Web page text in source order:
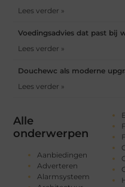
Alle
onderwerpen
Aanbiedingen
Adverteren
Alarmsysteem
Lees verder »
Voedingsadvies dat past bij
Lees verder »
Douchewc als moderne
Lees verder »